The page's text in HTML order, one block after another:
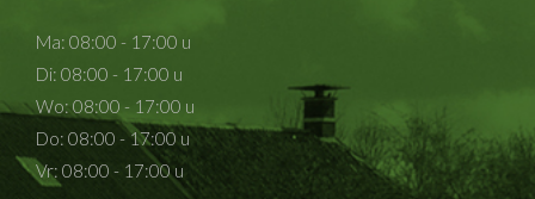
Ma: 08:00 - 17:00 u
Di: 08:00 - 17:00 u
Wo: 08:00 - 17:00 u
Do: 08:00 - 17:00 u
Vr: 08:00 - 17:00 u